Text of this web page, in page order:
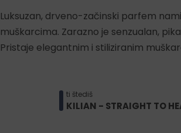
Luksuzan, drveno-začinski parfem
muškarcima. Zarazno je senzualan,
Pristaje elegantnim i stiliziranim
ti štediš
KILIAN - STRAIGHT TO